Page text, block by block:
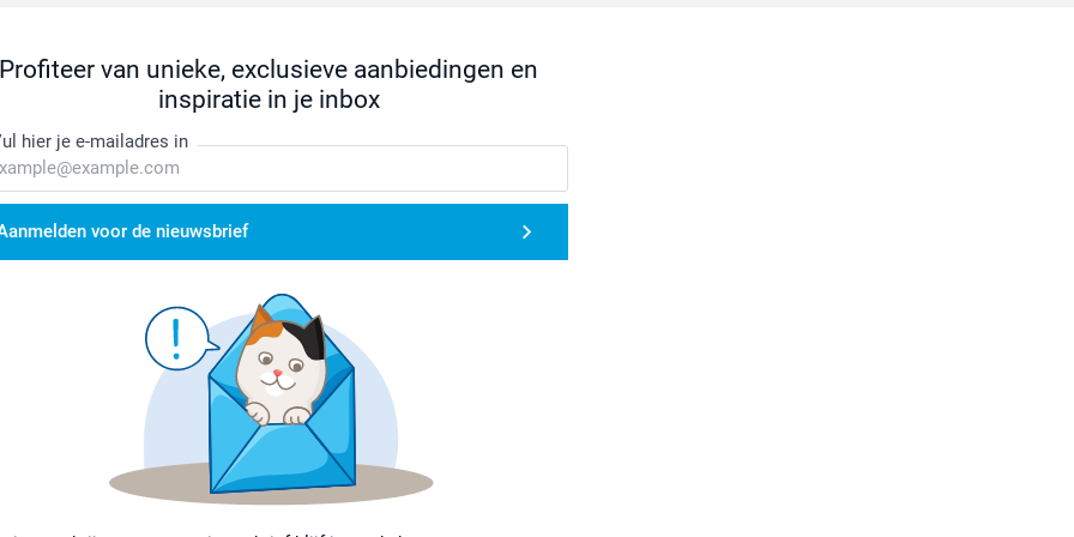
Profiteer van unieke, exclusieve aanbiedingen en
inspiratie in je inbox
hier je e-mailadres in
voor de nieuwsbrief